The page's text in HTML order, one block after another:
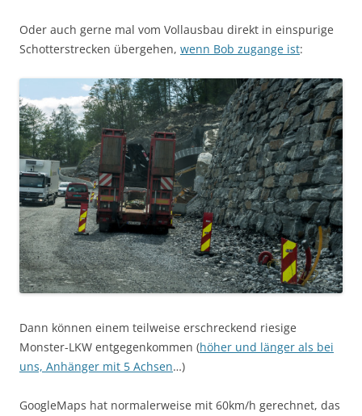
Oder auch gerne mal vom Vollausbau direkt in einspurige
Schotterstrecken übergehen, wenn Bob zugange ist:
Dann können einem teilweise erschreckend riesige
Monster-LKW entgegenkommen (höher und länger als bei
uns, Anhänger mit 5 Achsen…)
GoogleMaps hat normalerweise mit 60km/h gerechnet, das